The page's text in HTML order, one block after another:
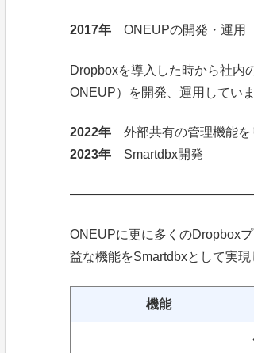
2017年ONEUPの開発・運用
Dropboxを導入した時から社内
ONEUP）を開発、運用していま
2022年外部共有の管理機能を
2023年Smartdbx開発
ONEUPに更に多くのDropbox
益な機能をSmartdbxとして実現
機能